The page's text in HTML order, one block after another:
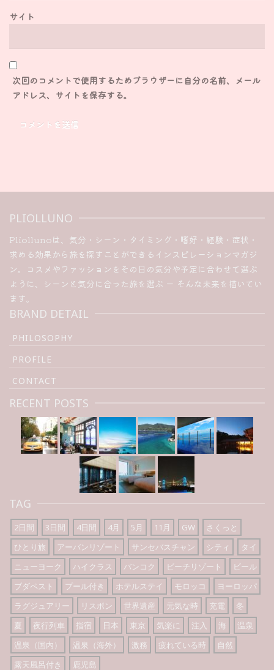
サイト
次回のコメントで使用するためブラウザーに自分の名前、メール
アドレス、サイトを保存する。
PLIOLLUNO
Pliollunoは、気分・シーン・タイミング・嗜好・経験・症状・
求める効果から旅を探すことができるインスピレーションマガジ
ン。コスメやファッションをその日の気分や予定に合わせて選ぶ
ように、シーンと気分に合った旅を選ぶ ー そんな未来を描いてい
ます。
BRAND DETAIL
PHILOSOPHY
PROFILE
CONTACT
RECENT POSTS
TAG
2日間 3日間 4日間 4月 5月 11月 GW
さくっと
ひとり旅
アーバンリゾート サンセバスチャン シティ
タイ
ニューヨーク
ハイクラス バンコク ビーチリゾート
ビール
ブダペスト
プール付き ホテルステイ モロッコ
ヨーロッパ
ラグジュアリー
リスボン 世界遺産 元気な時 充電
冬
夏
夜行列車 指宿 日本 東京 気楽に 注入 海
温泉
温泉（国内）
温泉（海外） 激務 疲れている時
自然
露天風呂付き
鹿児島